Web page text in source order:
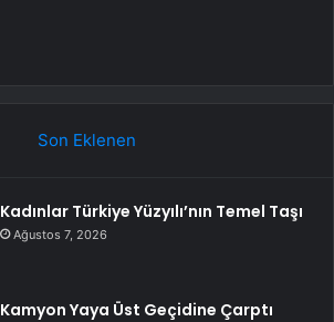
Son Eklenen
Kadınlar Türkiye Yüzyılı’nın Temel Taşı
Ağustos 7, 2026
Kamyon Yaya Üst Geçidine Çarptı